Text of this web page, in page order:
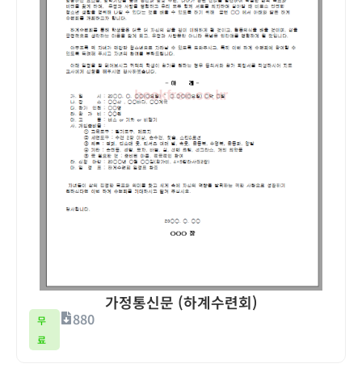
가정통신문 (하계수련회)
무
료
880